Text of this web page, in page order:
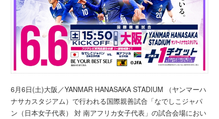
6月6日(土)大阪／YANMAR HANASAKA STADIUM （ヤンマーハ
ナサカスタジアム）で行われる国際親善試合「なでしこジャパ
ン（日本女子代表） 対 南アフリカ女子代表」の試合会場におい